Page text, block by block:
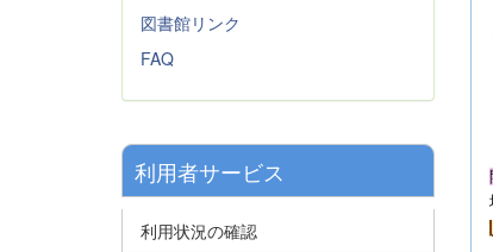
図書館リンク
FAQ
利用者サービス
利用状況の確認